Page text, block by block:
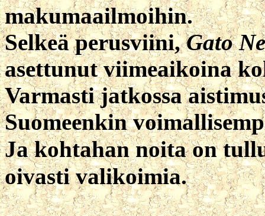
makumaailmoihin.
Selkeä perusviini,Gato
asettunut viimeaikoina
Varmasti jatkossa
Suomeenkin
Ja kohtahan noita on
oivasti valikoimia.